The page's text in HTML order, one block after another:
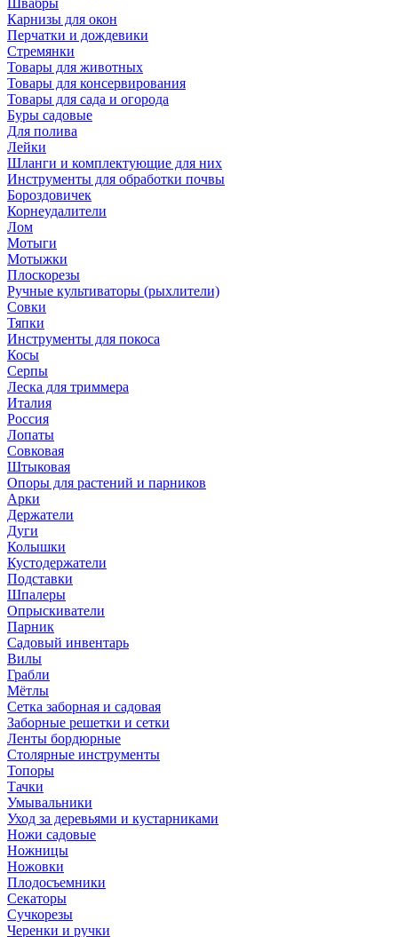
Швабры
Карнизы для окон
Перчатки и дождевики
Стремянки
Товары для животных
Товары для консервирования
Товары для сада и огорода
Буры садовые
Для полива
Лейки
Шланги и комплектующие для них
Инструменты для обработки почвы
Бороздовичек
Корнеудалители
Лом
Мотыги
Мотыжки
Плоскорезы
Ручные культиваторы (рыхлители)
Совки
Тяпки
Инструменты для покоса
Косы
Серпы
Леска для триммера
Италия
Россия
Лопаты
Совковая
Штыковая
Опоры для растений и парников
Арки
Держатели
Дуги
Колышки
Кустодержатели
Подставки
Шпалеры
Опрыскиватели
Парник
Садовый инвентарь
Вилы
Грабли
Мётлы
Сетка заборная и садовая
Заборные решетки и сетки
Ленты бордюрные
Столярные инструменты
Топоры
Тачки
Умывальники
Уход за деревьями и кустарниками
Ножи садовые
Ножницы
Ножовки
Плодосъемники
Секаторы
Сучкорезы
Черенки и ручки